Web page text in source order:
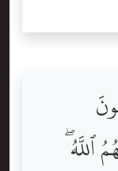
ٱللَّهُ